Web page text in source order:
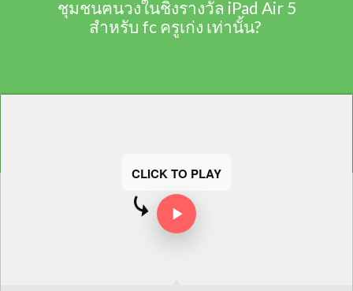
ชุมชนฅนวงในชิงรางวัล iPad Air 5
สำหรับ fc ครูเก่ง เท่านั้น?
CLICK TO PLAY